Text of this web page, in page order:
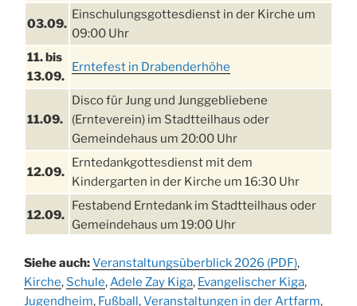
03.09.
Einschulungsgottesdienst in der Kirche um
09:00 Uhr
11. bis
13.09.
Erntefest in Drabenderhöhe
11.09.
Disco für Jung und Junggebliebene
(Ernteverein) im Stadtteilhaus oder
Gemeindehaus um 20:00 Uhr
12.09.
Erntedankgottesdienst mit dem
Kindergarten in der Kirche um 16:30 Uhr
12.09.
Festabend Erntedank im Stadtteilhaus oder
Gemeindehaus um 19:00 Uhr
13.09.
Stadtteilhaus um 14:00 Uhr
19.09.
Schlagerabend im Stadtteilhaus
Siehe auch:Veranstaltungsüberblick 2026 (PDF),
Kirche, Schule,Adele Zay Kiga, Evangelischer Kiga,
Jugendheim, Fußball,Veranstaltungen in der Artfarm,